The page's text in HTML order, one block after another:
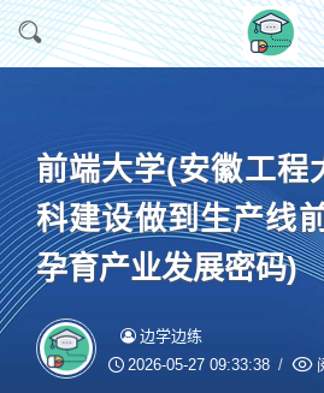
前端大学(安徽工程
科建设做到生产线
孕育产业发展密码)
边学边练
2026-05-27 09:33:38